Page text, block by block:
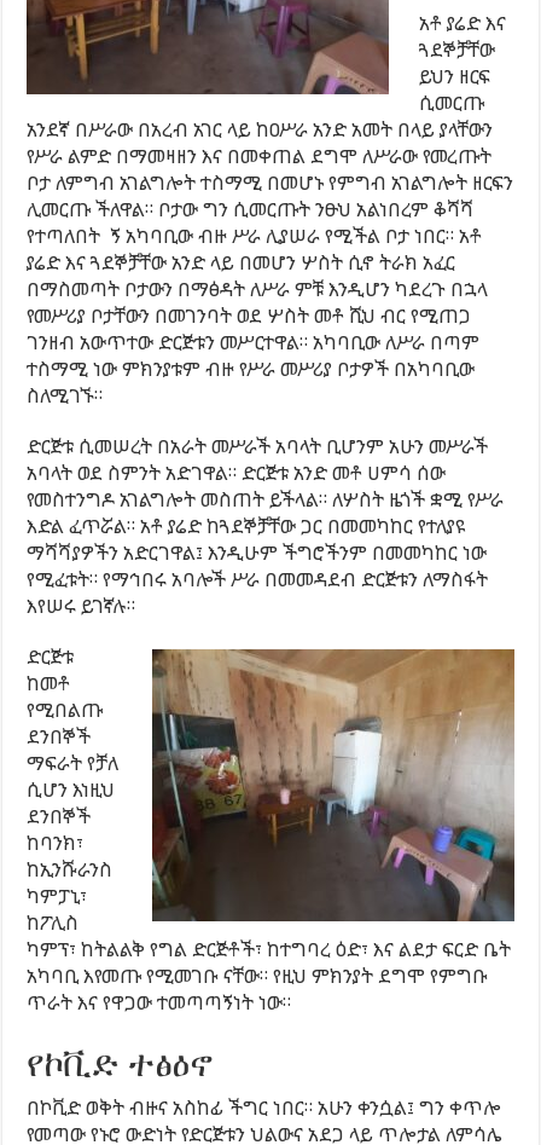
አቶ ያሬድ እና
ጓደኞቻቸው
ይህን ዘርፍ
ሲመርጡ
አንደኛ በሥራው በአረብ አገር ላይ ከዐሥራ አንድ አመት በላይ ያላቸውን
የሥራ ልምድ በማመዛዘን እና በመቀጠል ደግሞ ለሥራው የመረጡት
ቦታ ለምግብ አገልግሎት ተስማሚ በመሆኑ የምግብ አገልግሎት ዘርፍን
ሊመርጡ ችለዋል። ቦታው ግን ሲመርጡት ንፁህ አልነበረም ቆሻሻ
የተጣለበት ኝ አካባቢው ብዙ ሥራ ሊያሠራ የሚችል ቦታ ነበር። አቶ
ያሬድ እና ጓደኞቻቸው አንድ ላይ በመሆን ሦስት ሲኖ ትራክ አፈር
በማስመጣት ቦታውን በማፅዳት ለሥራ ምቹ እንዲሆን ካደረጉ በኋላ
የመሥሪያ ቦታቸውን በመገንባት ወደ ሦስት መቶ ሺህ ብር የሚጠጋ
ገንዘብ አውጥተው ድርጅቱን መሥርተዋል። አካባቢው ለሥራ በጣም
ተስማሚ ነው ምክንያቱም ብዙ የሥራ መሥሪያ ቦታዎች በአካባቢው
ስለሚገኙ።
ድርጅቱ ሲመሠረት በአራት መሥራች አባላት ቢሆንም አሁን መሥራች
አባላት ወደ ስምንት አድገዋል። ድርጅቱ አንድ መቶ ሀምሳ ሰው
የመስተንግዶ አገልግሎት መስጠት ይችላል። ለሦስት ዜጎች ቋሚ የሥራ
እድል ፈጥሯል። አቶ ያሬድ ከጓደኞቻቸው ጋር በመመካከር የተለያዩ
ማሻሻያዎችን አድርገዋል፤ እንዲሁም ችግሮችንም በመመካከር ነው
የሚፈቱት። የማኅበሩ አባሎች ሥራ በመመዳደብ ድርጅቱን ለማስፋት
እየሠሩ ይገኛሉ።
ድርጅቱ
ከመቶ
የሚበልጡ
ደንበኞች
ማፍራት የቻለ
ሲሆን እነዚህ
ደንበኞች
ከባንክ፣
ከኢንሹራንስ
ካምፓኒ፣
ከፖሊስ
ካምፕ፣ ከትልልቅ የግል ድርጅቶች፣ ከተግባረ ዕድ፣ እና ልደታ ፍርድ ቤት
አካባቢ እየመጡ የሚመገቡ ናቸው። የዚህ ምክንያት ደግሞ የምግቡ
ጥራት እና የዋጋው ተመጣጣኝነት ነው።
የኮቪድ ተፅዕኖ
በኮቪድ ወቅት ብዙና አስከፊ ችግር ነበር። አሁን ቀንሷል፤ ግን ቀጥሎ
የመጣው የኑሮ ውድነት የድርጅቱን ህልውና አደጋ ላይ ጥሎታል ለምሳሌ